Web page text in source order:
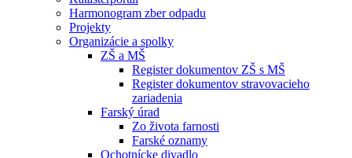
Harmonogram zber odpadu
Projekty
Organizácie a spolky
ZŠ a MŠ
Register dokumentov ZŠ s MŠ
Register dokumentov stravovacieho
zariadenia
Farský úrad
Zo života farnosti
Farské oznamy
Ochotnícke divadlo